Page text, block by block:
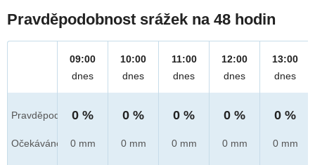
Pravděpodobnost srážek na 48 hodin
Pravděpod.
Očekáváno
09:00
dnes
0 %
0 mm
10:00
dnes
0 %
0 mm
11:00
dnes
0 %
0 mm
12:00
dnes
0 %
0 mm
13:00
dnes
0 %
0 mm